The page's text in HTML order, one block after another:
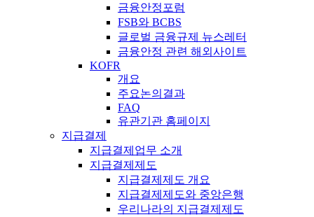
금융안정포럼
FSB와 BCBS
글로벌 금융규제 뉴스레터
금융안정 관련 해외사이트
KOFR
개요
주요논의결과
FAQ
유관기관 홈페이지
지급결제
지급결제업무 소개
지급결제제도
지급결제제도 개요
지급결제제도와 중앙은행
우리나라의 지급결제제도